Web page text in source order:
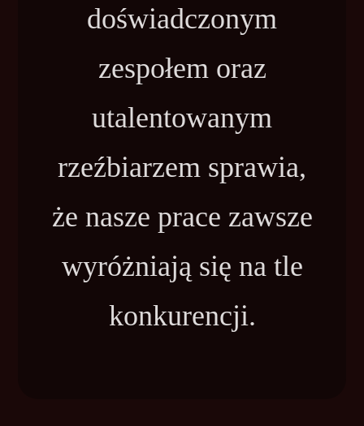
doświadczonym
zespołem oraz
utalentowanym
rzeźbiarzem sprawia,
że nasze prace zawsze
wyróżniają się na tle
konkurencji.